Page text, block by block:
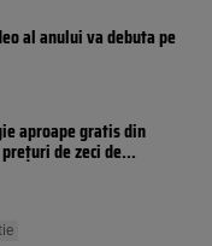
al anului va debuta pe
aproape gratis din
de zeci de...